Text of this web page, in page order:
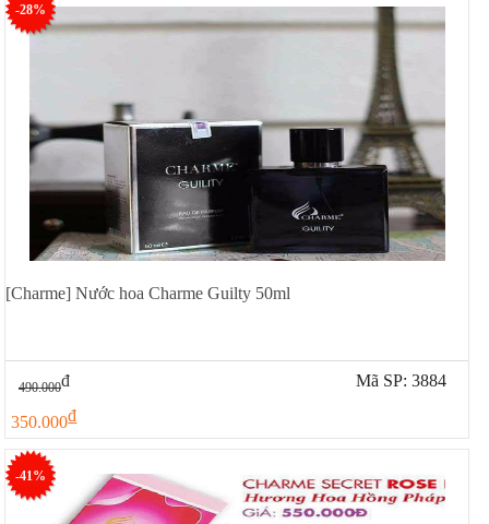
-28%
[Charme] Nước hoa Charme Guilty 50ml
490.000đ
350.000đ
Mã SP: 3884
-41%